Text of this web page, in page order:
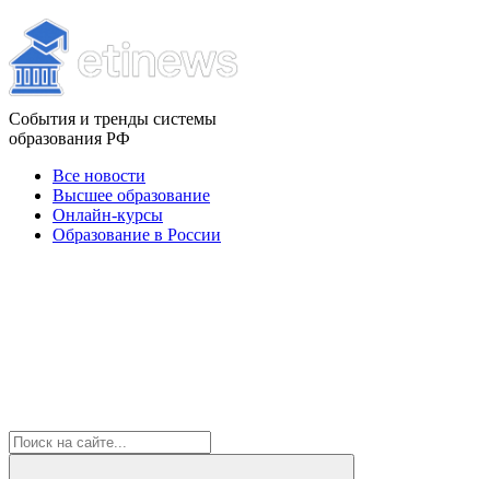
События и тренды системы
образования РФ
Все новости
Высшее образование
Онлайн-курсы
Образование в России